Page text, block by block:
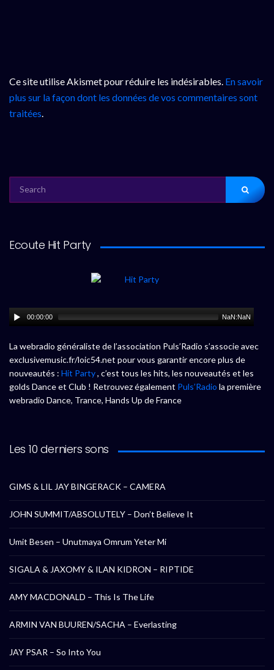
Ce site utilise Akismet pour réduire les indésirables. En savoir
plus sur la façon dont les données de vos commentaires sont
traitées.
FOR:
Ecoute Hit Party
00:00:00 NaN:NaN
La webradio généraliste de l’association Puls’Radio s’associe avec
exclusivemusic.fr/loic54.net pour vous garantir encore plus de
nouveautés : Hit Party, c’est tous les hits, les nouveautés et les
golds Dance et Club ! Retrouvez également Puls’Radio la première
webradio Dance, Trance, Hands Up de France
Les 10 derniers sons
GIMS & LIL JAY BINGERACK – CAMERA
JOHN SUMMIT/ABSOLUTELY – Don’t Believe It
Umit Besen – Unutmaya Omrum Yeter Mi
SIGALA & JAXOMY & ILAN KIDRON – RIPTIDE
AMY MACDONALD – This Is The Life
ARMIN VAN BUUREN/SACHA – Everlasting
JAY PSAR – So Into You